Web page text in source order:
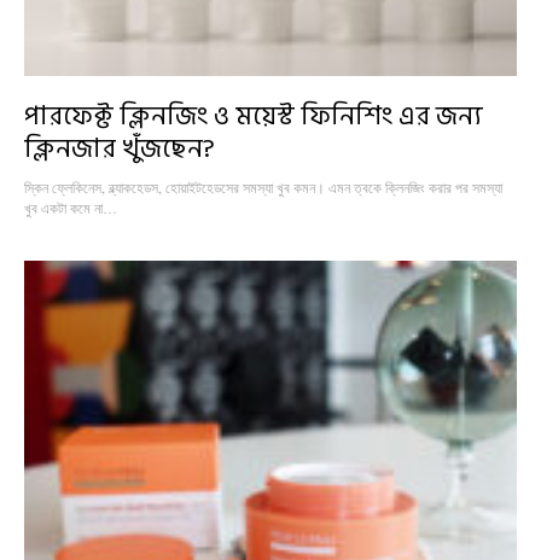
পারফেক্ট ক্লিনজিং ও ময়েস্ট ফিনিশিং এর জন্য
ক্লিনজার খুঁজছেন?
স্কিন ফ্লেকিনেস, ব্ল্যাকহেডস, হোয়াইটহেডসের সমস্যা খুব কমন। এমন ত্বকে ক্লিনজিং করার পর সমস্যা
খুব একটা কমে না…